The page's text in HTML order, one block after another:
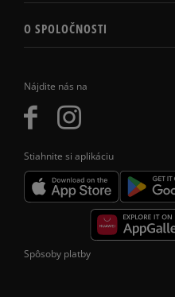
Nájdite nás na
Stiahnite si aplikáciu
O SPOLOČNOSTI
Spôsoby platby